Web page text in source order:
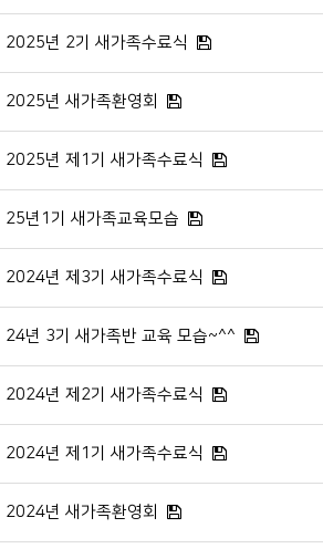
2025년 2기 새가족수료식
2025년 새가족환영회
2025년 제1기 새가족수료식
25년1기 새가족교육모습
2024년 제3기 새가족수료식
24년 3기 새가족반 교육 모습~^^
2024년 제2기 새가족수료식
2024년 제1기 새가족수료식
2024년 새가족환영회